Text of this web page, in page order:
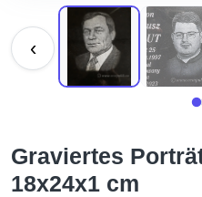
‹
Graviertes
18x24x1 cm